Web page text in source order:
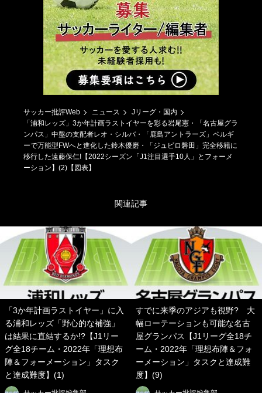
サッカー批評Web ニュース
Jリーグ・国内
「浦和レッズ」3か年計画ラストイヤーを彩る岩尾憲・「名古屋グラ
ンパス」中盤の支配者レオ・シルバ・「鹿島アントラーズ」ベルギ
ーで万能型FWへと進化した鈴木優磨・「ジュビロ磐田」完全移籍に
移行した遠藤保仁!【2022シーズン「J1注目選手10人」とフォーメ
ーション】(2)【図表】
関連記事
「3か年計画ラストイヤー」に入
る浦和レッズ「野心的な補強」
は結果に直結するか!?【J1リー
グ全18チーム・2022年「理想布
陣＆フォーメーション」タスク
と達成難度】(1)
すでに来季のアジアも視野? 大
幅ローテーションも可能な名古
屋グランパス【J1リーグ全18チ
ーム・2022年「理想布陣＆フォ
ーメーション」タスクと達成難
度】(9)